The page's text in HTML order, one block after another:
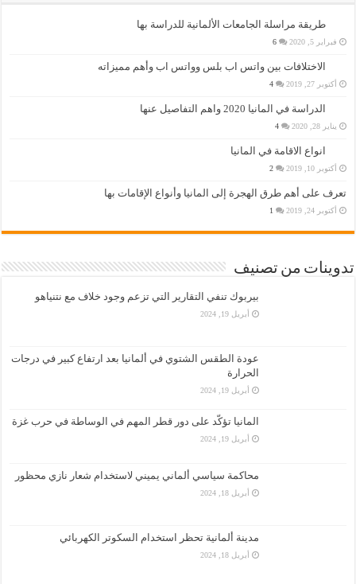
طريقة مراسلة الجامعات الألمانية للدراسة بها
فبراير 5, 2020 6
الاختلافات بين واتس اب بلس وواتس اب وأهم مميزاته
أكتوبر 27, 2019 4
الدراسة في المانيا 2020 واهم التفاصيل عنها
يناير 28, 2020 4
انواع الاقامة في المانيا
أكتوبر 10, 2019 2
تعرف على أهم طرق الهجرة إلى المانيا وأنواع الإقامات بها
أكتوبر 24, 2019 1
تدوينات من تصنيف
بيربوك تنفي التقارير التي تزعم وجود خلاف مع نتنياهو
أبريل 19, 2024
عودة الطقس الشتوي في ألمانيا بعد ارتفاع كبير في درجات
الحرارة
أبريل 19, 2024
المانيا تؤكّد على دور قطر المهم في الوساطة في حرب غزة
أبريل 19, 2024
محاكمة سياسي ألماني يميني لاستخدام شعار نازي محظور
أبريل 18, 2024
مدينة ألمانية تحظر استخدام السكوتر الكهربائي
أبريل 18, 2024